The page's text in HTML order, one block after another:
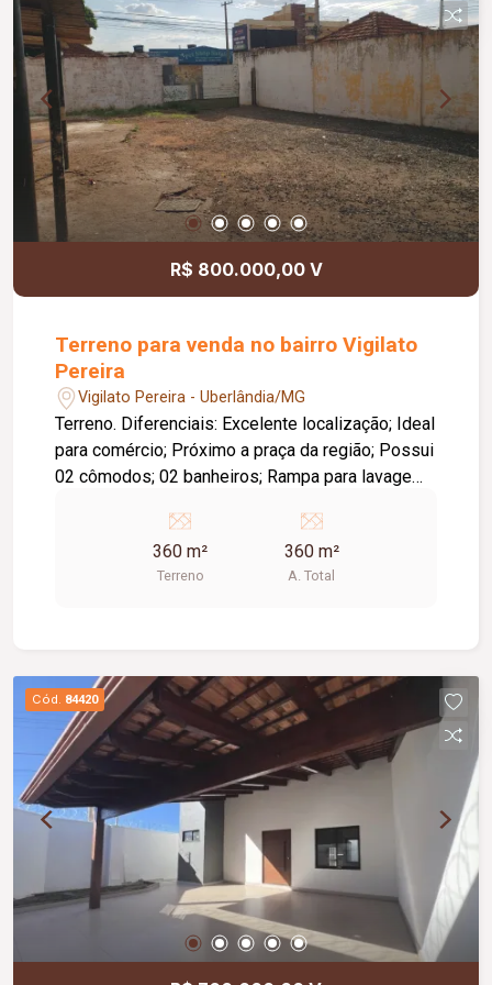
R$ 800.000,00 V
Terreno para venda no bairro Vigilato
Pereira
Vigilato Pereira - Uberlândia/MG
Terreno. Diferenciais: Excelente localização; Ideal
para comércio; Próximo a praça da região; Possui
02 cômodos; 02 banheiros; Rampa para lavagem
360 m²
Terreno
360 m²
A. Total
Cód. 84420